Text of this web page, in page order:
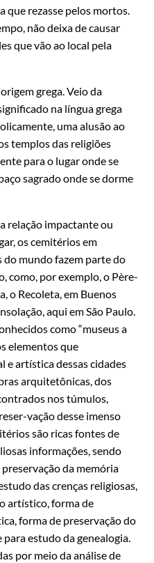
que rezasse pelos mortos.
não deixa de causar
que vão ao local pela
grega. Veio da
na língua grega
uma alusão ao
templos das religiões
para o lugar onde se
sagrado onde se dorme
relação impactante ou
os cemitérios em
mundo fazem parte do
como, por exemplo, o Père-
o Recoleta, em Buenos
aqui em São Paulo.
como “museus a
elementos que
e artística dessas cidades
arquitetônicas, dos
nos túmulos,
vação desse imenso
são ricas fontes de
informações, sendo
da memória
das crenças religiosas,
artístico, forma de
forma de preservação do
estudo da genealogia.
por meio da análise de